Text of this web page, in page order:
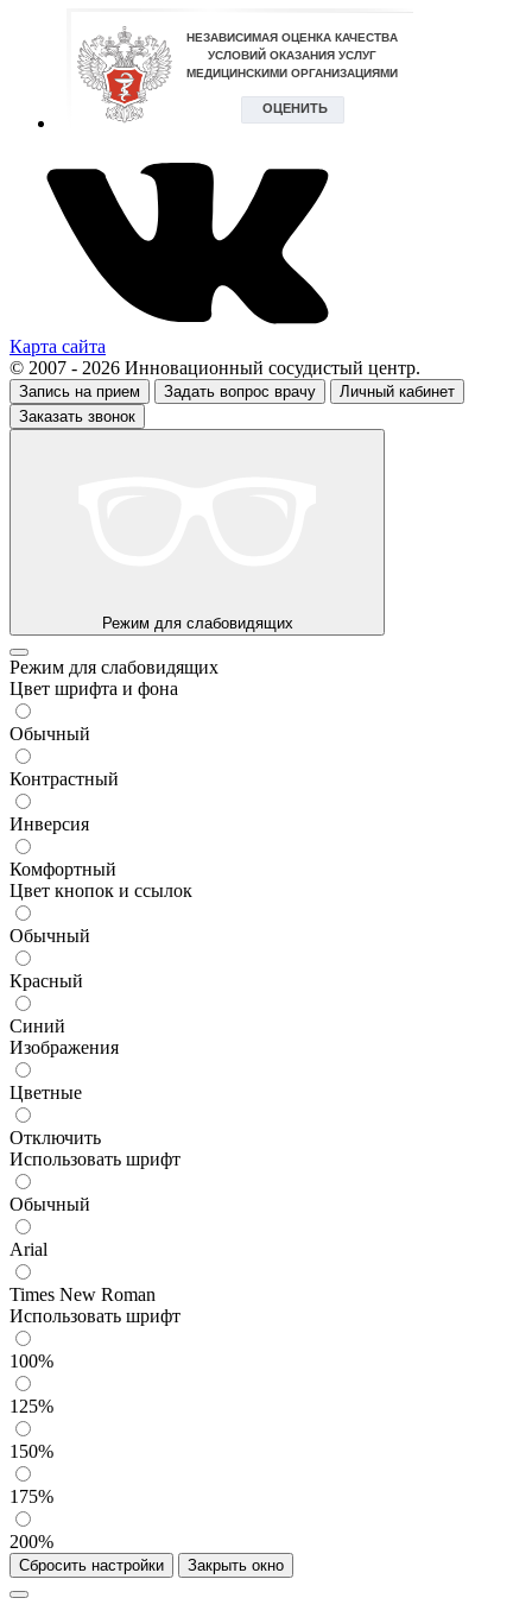
Карта сайта
© 2007 - 2026 Инновационный сосудистый центр.
Запись на прием Задать вопрос врачу
Личный кабинет
Заказать звонок
Режим для слабовидящих
Режим для слабовидящих
Цвет шрифта и фона
Обычный
Контрастный
Инверсия
Комфортный
Цвет кнопок и ссылок
Обычный
Красный
Синий
Изображения
Цветные
Отключить
Использовать шрифт
Обычный
Arial
Times New Roman
Использовать шрифт
100%
125%
150%
175%
200%
Сбросить настройки Закрыть окно